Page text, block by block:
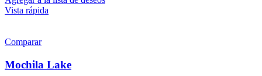
Vista rápida
Comparar
Mochila Lake